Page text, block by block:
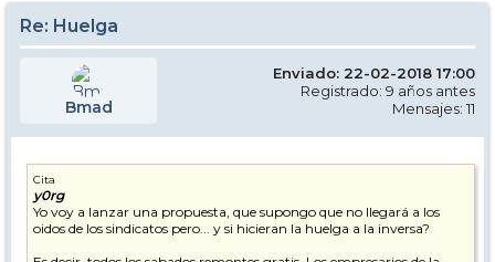
Re: Huelga
Bmad
Enviado: 22-02-2018 17:00
Registrado: 9 años antes
Mensajes: 11
Cita
y0rg
Yo voy a lanzar una propuesta, que supongo que no llegará a los
oidos de los sindicatos pero... y si hicieran la huelga a la inversa?